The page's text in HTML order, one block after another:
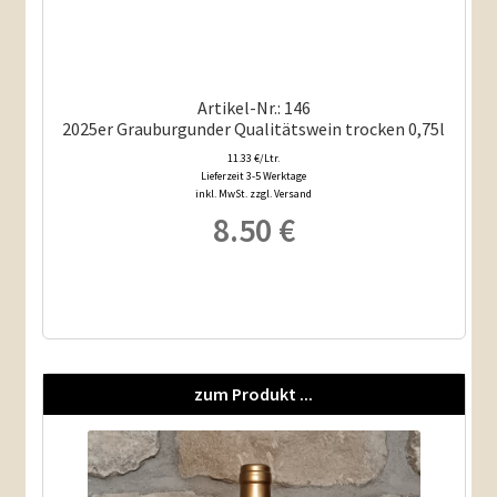
Artikel-Nr.: 146
2025er Grauburgunder Qualitätswein trocken 0,75l
11.33 €/Ltr.
Lieferzeit 3-5 Werktage
inkl. MwSt. zzgl. Versand
8.50 €
zum Produkt ...